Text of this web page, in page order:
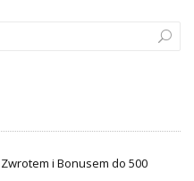
i Bonusem do 500